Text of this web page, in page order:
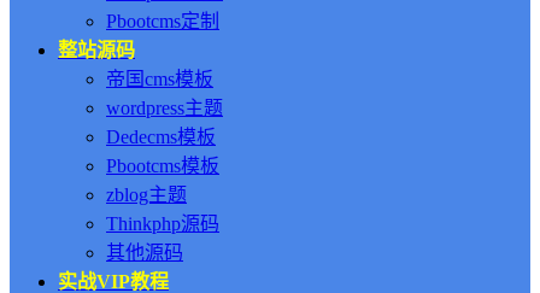
Pbootcms定制
整站源码
帝国cms模板
wordpress主题
Dedecms模板
Pbootcms模板
zblog主题
Thinkphp源码
其他源码
实战VIP教程